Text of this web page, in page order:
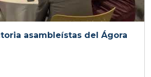
asambleístas del Ágora